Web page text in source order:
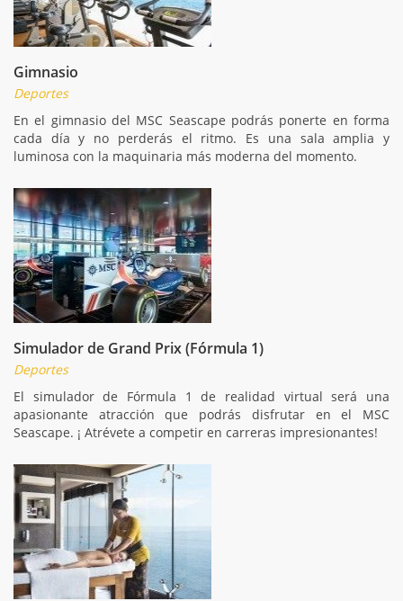
Gimnasio
Deportes
En el gimnasio del MSC Seascape podrás ponerte en forma
cada día y no perderás el ritmo. Es una sala amplia y
luminosa con la maquinaria más moderna del momento.
Simulador de Grand Prix (Fórmula 1)
Deportes
El simulador de Fórmula 1 de realidad virtual será una
apasionante atracción que podrás disfrutar en el MSC
Seascape. ¡ Atrévete a competir en carreras impresionantes!